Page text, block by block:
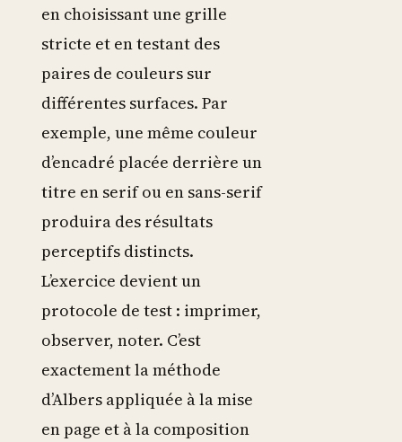
en choisissant une grille
stricte et en testant des
paires de couleurs sur
différentes surfaces. Par
exemple, une même couleur
d’encadré placée derrière un
titre en serif ou en sans-serif
produira des résultats
perceptifs distincts.
L’exercice devient un
protocole de test : imprimer,
observer, noter. C’est
exactement la méthode
d’Albers appliquée à la mise
en page et à la composition